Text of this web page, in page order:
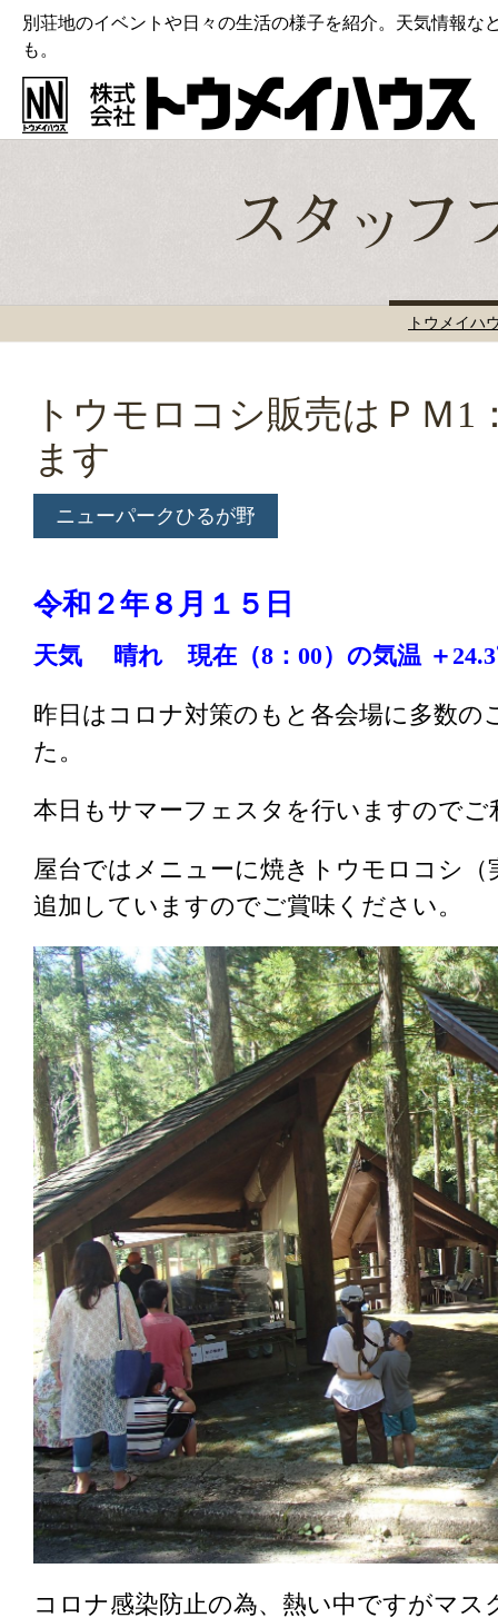
別荘地のイベントや日々の生活の様子を紹介。天気情報な
も。
トウメイハ
トウモロコシ販売はＰＭ1
ます
ニューパークひるが野
令和２年８ 月１５ 日
天気 晴れ 現在（8 ：00）の気温 ＋
昨日はコロナ対策のもと各会場に多数
た。
本日もサマーフェスタを行いますのでご
屋台ではメニューに焼きトウモロコシ
追加していますのでご賞味ください。
コロナ感染防止の為、熱い中ですがマ